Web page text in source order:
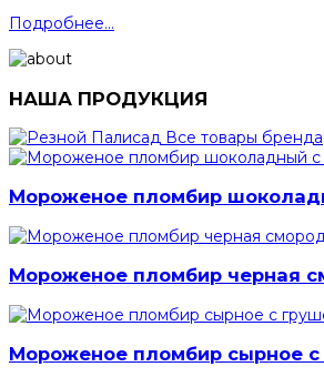
Подробнее...
НАША ПРОДУКЦИЯ
Все товары бренда
Мороженое пломбир
Мороженое пломбир черная
Мороженое пломбир сырное с